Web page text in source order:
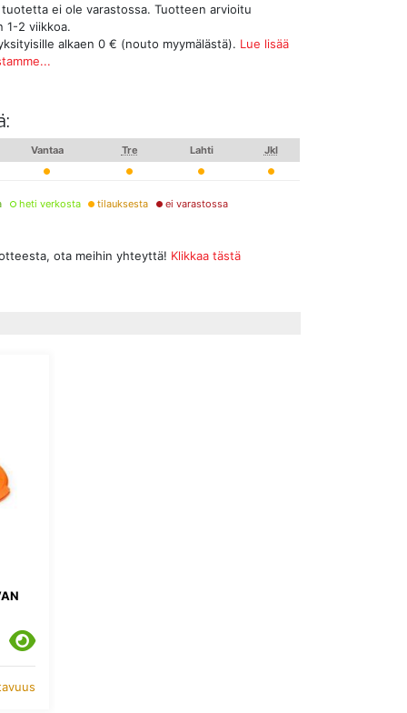
tuotetta ei ole varastossa. Tuotteen arvioitu
1-2 viikkoa.
alkaen 0 € (nouto myymälästä). Lue lisää
Vantaa Tre Lahti Jkl
heti verkosta tilauksesta ei varastossa
ota meihin yhteyttä! Klikkaa tästä